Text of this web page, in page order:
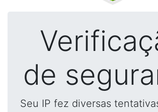
de
Seu IP fez diversas